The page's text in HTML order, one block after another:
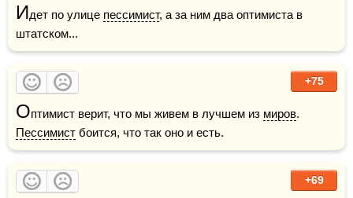
Идет по улице пессимист, а за ним два оптимиста в
штатском...
+75
Оптимист верит, что мы живем в лучшем из миров
Пессимист боится, что так оно и есть.
+69